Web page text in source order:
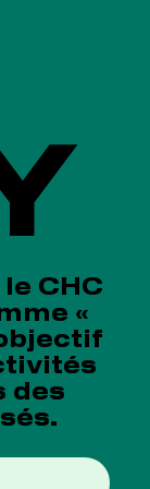
CHC
«
des